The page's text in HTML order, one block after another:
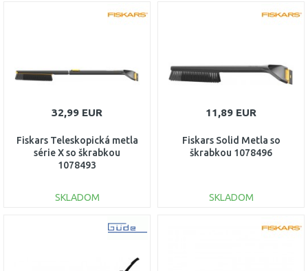
DO KOŠÍKA DO KOŠÍKA
32,99 EUR
Fiskars Teleskopická metla
série X so škrabkou
1078493
SKLADOM
DO KOŠÍKA
11,89 EUR
Fiskars Solid Metla so
škrabkou 1078496
SKLADOM
DO KOŠÍKA